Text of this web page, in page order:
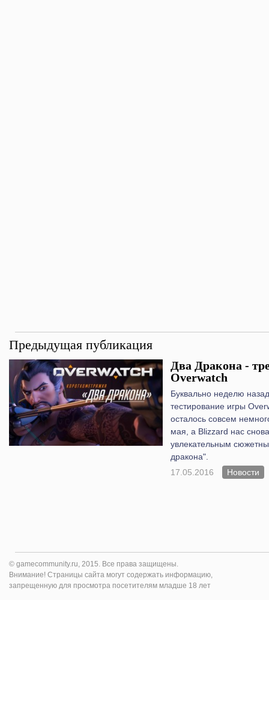
Предыдущая публикация
Два Дракона -
Overwatch
Буквально неделю
тестирование игры
осталось совсем
мая, а Blizzard нас
увлекательным
дракона".
17.05.2016
Новости
© gamecommunity.ru, 2015. Все права защищены.
Внимание! Страницы сайта могут содержать информацию,
запрещенную для просмотра посетителям младше 18 лет